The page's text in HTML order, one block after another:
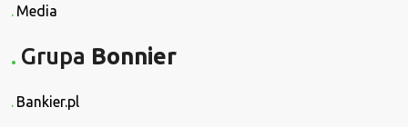
Media
Grupa Bonnier
Bankier.pl